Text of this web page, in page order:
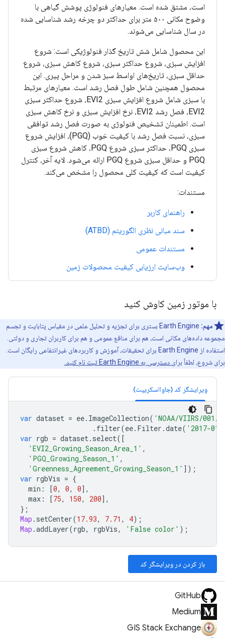
است، مشتق شده است. معیارهای فنولوژی پوشش گیاهی با
وضوح مکانی ۵۰۰ متر برای حداکثر دو چرخه رشد شناسایی شده
در سال شناسایی می‌شوند.
این محصول شامل شش تاریخ گذار فنولوژیکی است: شروع
افزایش سبزی، شروع حداکثر سبزی، شروع کاهش سبزی، شروع
حداقل سبزی، تاریخ‌های اواسط سبز شدن و مراحل پیری. این
محصول همچنین شامل طول فصل رشد است. معیارهای مرتبط
با سبزی شامل شروع افزایش سبزی EVI2، شروع حداکثر سبزی
EVI2، فصل رشد EVI2، نرخ افزایش سبزی و نرخ کاهش سبزی
است. اطمینان تشخیص فنولوژی به صورت فصل رشد توافقی
سبزی، نسبت فصل رشد با کیفیت خوب (PGQ)، افزایش شروع
سبزی PGQ، حداکثر سبزی شروع PGQ، کاهش شروع سبزی
PGQ و حداقل سبزی شروع PGQ ارائه می‌شود. لایه آخر، کنترل
کیفیت است که کیفیت کلی محصول را مشخص می‌کند.
مستندات:
راهنمای کاربر
سند مبانی نظری الگوریتم (ATBD)
مستندات عمومی
وب‌سایت ارزیابی کیفیت محصولات زمین
با موتور زمین کاوش کنید
مهم:
Earth Engine بستری برای تجزیه و تحلیل علمی در مقیاس پتابایت و تجسم
مجموعه داده‌های مکانی است، هم برای منافع عمومی و هم برای کاربران تجاری و دولتی.
استفاده از Earth Engine برای تحقیقات، آموزش و کاربردهای غیرانتفاعی رایگان است.
برای شروع، لطفاً برای دسترسی به Earth Engine ثبت نام کنید.
ویرایشگر کد (جاوااسکریپت)
var dataset = ee. ImageCollection( 'NOAA/VIIRS/001/
. filter(ee. Filter .date( '2017-
var rgb = dataset. select([
'EVI2_Growing_Season_Area_1' ,
'PGQ_Growing_Season_1' ,
'Greenness_Agreement_Growing_Season_1' ]);
var rgbVis = {
min : [0, 0, 0],
max : [75, 150, 200],
};
Map . setCenter(17.93, 7.71 , 4);
Map .addLayer(rgb, rgbVis, 'False color' );
باز کردن در ویرایشگر کد
GitHub
Medium
GIS Stack Exchange